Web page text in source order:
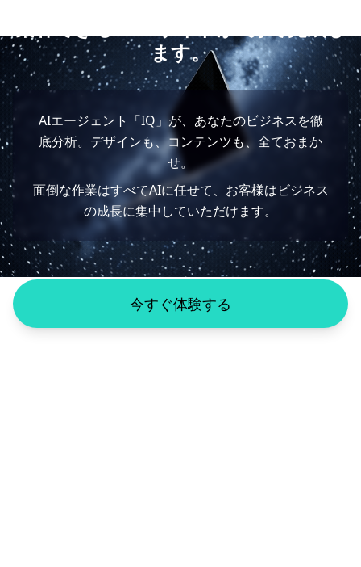
ます。
AIエージェント「IQ」が、あなたのビジネスを徹
底分析。デザインも、コンテンツも、全ておまか
せ。
面倒な作業はすべてAIに任せて、お客様はビジネス
の成長に集中していただけます。
今すぐ体験する